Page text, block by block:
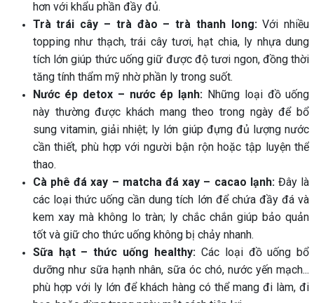
hơn với khẩu phần đầy đủ.
Trà trái cây – trà đào – trà thanh long:Với nhiều
topping như thạch, trái cây tươi, hạt chia, ly nhựa dung
tích lớn giúp thức uống giữ được độ tươi ngon, đồng thời
tăng tính thẩm mỹ nhờ phần ly trong suốt.
Nước ép detox – nước ép lạnh: Những loại đồ uống
này thường được khách mang theo trong ngày để bổ
sung vitamin, giải nhiệt; ly lớn giúp đựng đủ lượng nước
cần thiết, phù hợp với người bận rộn hoặc tập luyện thể
thao.
Cà phê đá xay – matcha đá xay – cacao lạnh:Đây là
các loại thức uống cần dung tích lớn để chứa đầy đá và
kem xay mà không lo tràn; ly chắc chắn giúp bảo quản
tốt và giữ cho thức uống không bị chảy nhanh.
Sữa hạt – thức uống healthy: Các loại đồ uống bổ
dưỡng như sữa hạnh nhân, sữa óc chó, nước yến mạch...
phù hợp với ly lớn để khách hàng có thể mang đi làm, đi